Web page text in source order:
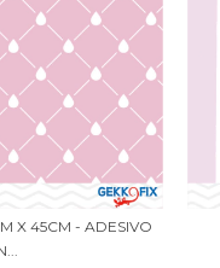
X 45CM - ADESIVO